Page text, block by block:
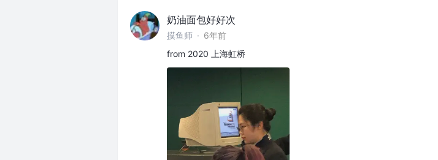
奶油面包好好次
摸鱼师 · 6年前
from 2020 上海虹桥